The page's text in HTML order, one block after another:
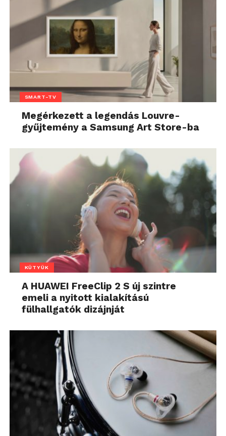
SMART-TV
Megérkezett a legendás Louvre-
gyűjtemény a Samsung Art Store-ba
KÜTYÜK
A HUAWEI FreeClip 2 S új szintre
emeli a nyitott kialakítású
fülhallgatók dizájnját